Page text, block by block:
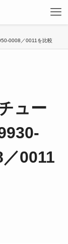
0008／0011を比較
ュー
0011